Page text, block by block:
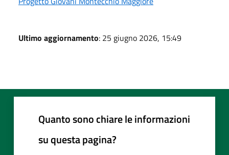
Ultimo aggiornamento: 25 giugno 2026, 15:49
Quanto sono chiare le informazioni
su questa pagina?